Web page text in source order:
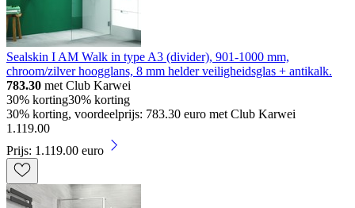
Sealskin I AM Walk in type A3 (divider), 901-1000 mm,
chroom/zilver hoogglans, 8 mm helder veiligheidsglas + antikalk.
783.30 met Club Karwei
30% korting30% korting
30% korting, voordeelprijs: 783.30 euro met Club Karwei
1 .119.00
Prijs: 1.119.00 euro